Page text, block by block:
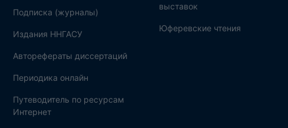
Подписка (журналы)
Издания ННГАСУ
Авторефераты диссертаций
Периодика онлайн
Путеводитель по ресурсам
Интернет
выставок
Юферевские чтения